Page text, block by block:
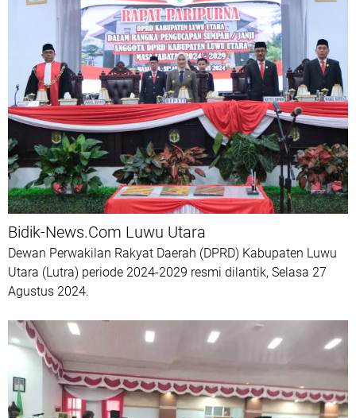
Bidik-News.Com Luwu Utara
Dewan Perwakilan Rakyat Daerah (DPRD) Kabupaten Luwu
Utara (Lutra) periode 2024-2029 resmi dilantik, Selasa 27
Agustus 2024.